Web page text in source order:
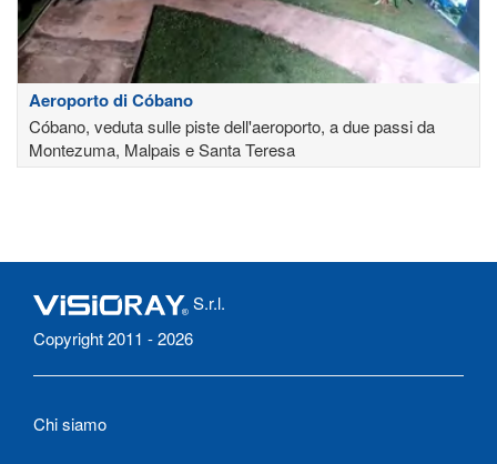
Aeroporto di Cóbano
Cóbano, veduta sulle piste dell'aeroporto, a due passi da
Montezuma, Malpais e Santa Teresa
S.r.l.
Copyright 2011 - 2026
Chi siamo